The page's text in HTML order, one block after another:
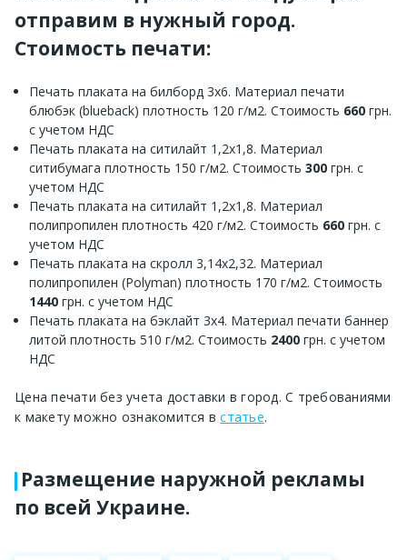
отправим в нужный город.
Стоимость печати:
Печать плаката на билборд 3х6. Материал печати
блюбэк (blueback) плотность 120 г/м2. Стоимость 660 грн.
с учетом НДС
Печать плаката на ситилайт 1,2х1,8. Материал
ситибумага плотность 150 г/м2. Стоимость 300 грн. с
учетом НДС
Печать плаката на ситилайт 1,2х1,8. Материал
полипропилен плотность 420 г/м2. Стоимость 660 грн. с
учетом НДС
Печать плаката на скролл 3,14х2,32. Материал
полипропилен (Polyman) плотность 170 г/м2. Стоимость
1440 грн. с учетом НДС
Печать плаката на бэклайт 3х4. Материал печати баннер
литой плотность 510 г/м2. Стоимость 2400 грн. с учетом
НДС
Цена печати без учета доставки в город. С требованиями
к макету можно ознакомится встатье.
Размещение наружной рекламы
по всей Украине.